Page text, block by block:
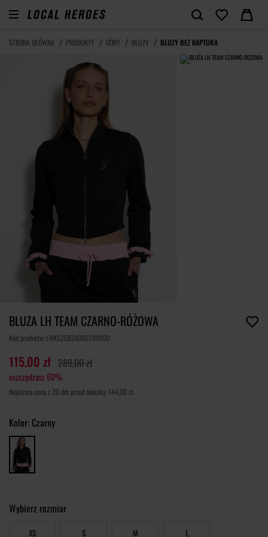
STRONA GŁÓWNA PRODUKTY GÓRY BLUZY BLUZY BEZ KAPTURA
BLUZA LH TEAM CZARNO-RÓŻOWA
Kod produktu: LHKS25BZA005299X00
115,00 zł 289,00 zł
oszczędzasz 60%
Najniższa cena z 30 dni przed obniżką: 144,00 zł
Kolor: Czarny
Wybierz rozmiar
XS S M L